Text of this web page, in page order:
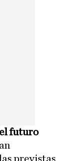
futuro
previstas